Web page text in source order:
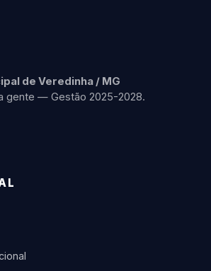
de Veredinha / MG
gente — Gestão 2025-2028.